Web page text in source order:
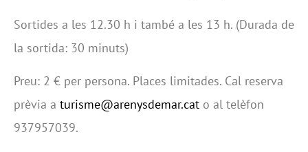
Sortides a les 12.30 h i també a les 13 h. (Durada de
la sortida: 30 minuts)
Preu: 2 € per persona. Places limitades. Cal reserva
prèvia a turisme@arenysdemar.cat o al telèfon
937957039.